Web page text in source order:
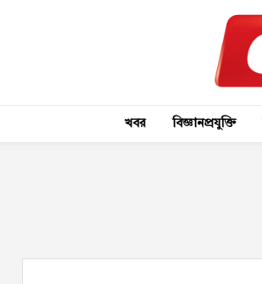
খবর বিজ্ঞানপ্রযুক্তি